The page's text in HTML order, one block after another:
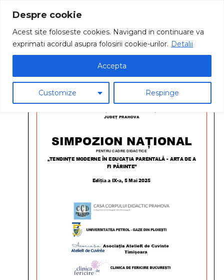
Despre cookie
Acest site foloseste cookies. Navigand in continuare va
exprimati acordul asupra folosirii cookie-urilor. Detalii
Customize Respinge
Accepta